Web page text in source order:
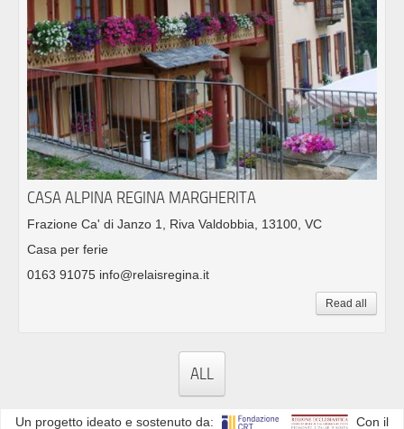
CASA ALPINA REGINA MARGHERITA
Frazione Ca' di Janzo 1, Riva Valdobbia, 13100, VC
Casa per ferie
0163 91075 info@relaisregina.it
Read all
ALL
Un progetto ideato e sostenuto da: Con il